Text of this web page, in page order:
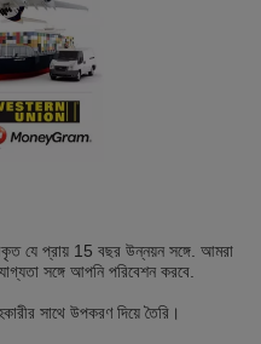
যে প্রায় 15 বছর উন্নয়ন সঙ্গে. আমরা
সঙ্গে আপনি পরিবেশন করবে.
সাথে উপকরণ দিয়ে তৈরি।